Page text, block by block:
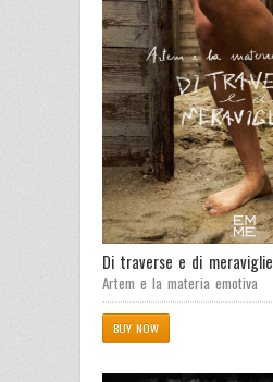
Di traverse e di meraviglie
Artem e la materia emotiva
BUY NOW